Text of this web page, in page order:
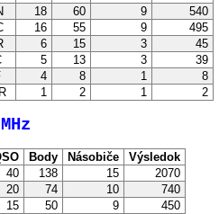
18 60 9
540
16 55 9
495
6 15 3
45
5 13 3
39
4 8 1
8
1 2 1 2
Body Násobiče
Výsledok
40 138 15
2070
20 74 10
740
15 50 9
450